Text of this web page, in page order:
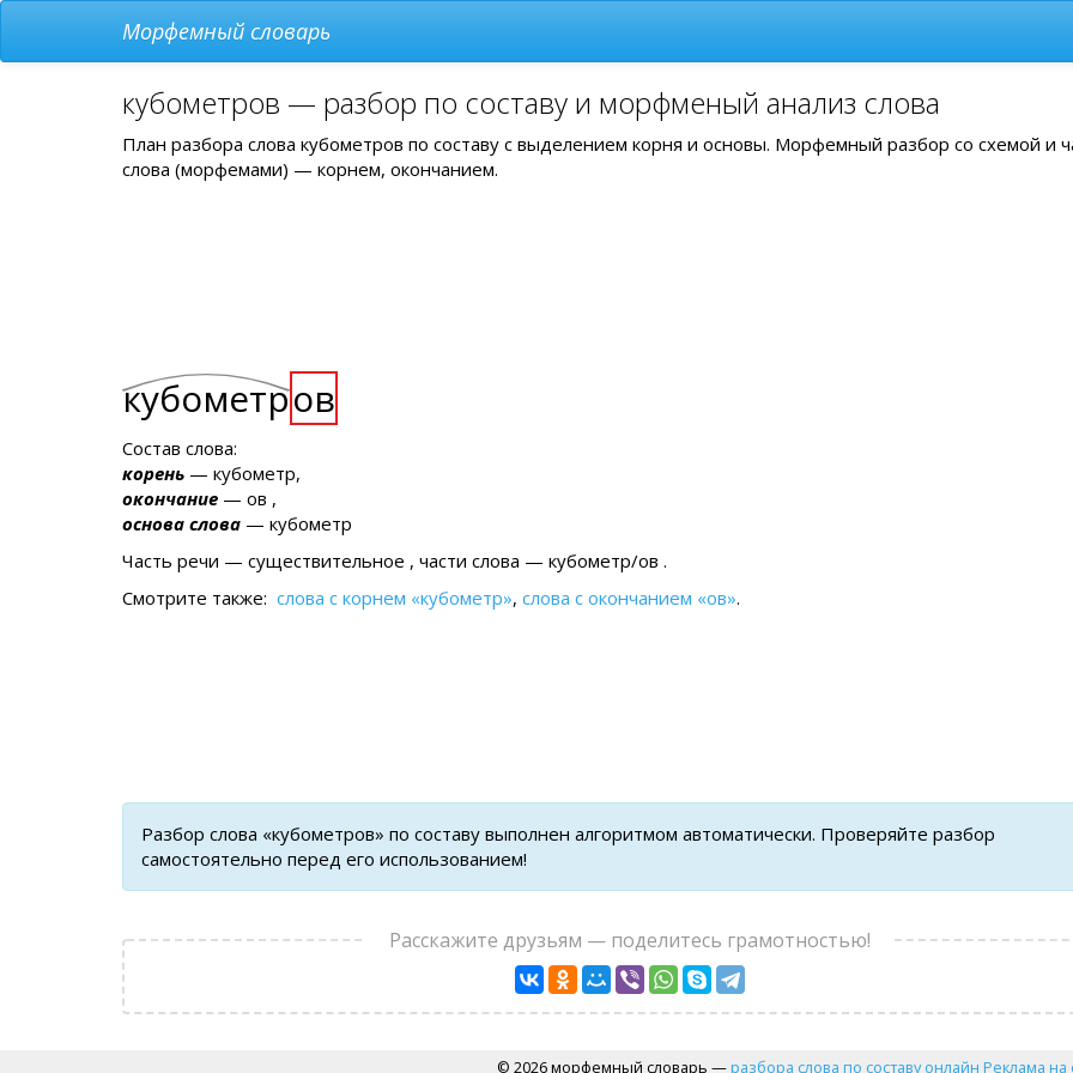
Морфемный словарь
кубометров — разбор по составу и морфменый анализ слова
План разбора слова кубометров по составу с выделением корня и основы. Морфемный разбор со схемой и
слова (морфемами) — корнем, окончанием.
кубометров
Состав слова:
корень — кубометр,
окончание — ов ,
основа слова — кубометр
Часть речи — существительное , части слова — кубометр/ов .
Смотрите также: слова с корнем «кубометр», слова с окончанием «ов».
Разбор слова «кубометров» по составу выполнен алгоритмом автоматически. Проверяйте разбор
самостоятельно перед его использованием!
Расскажите друзьям — поделитесь грамотностью!
© 2026 морфемный словарь —разбора слова по составу онлайн Реклама на